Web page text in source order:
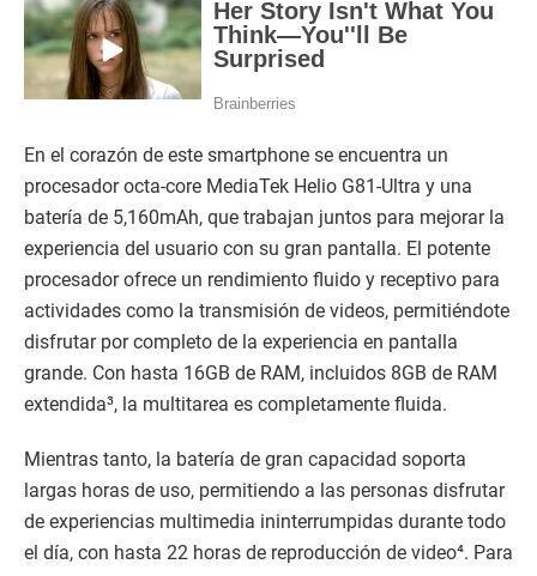
En el corazón de este smartphone se encuentra un
procesador octa-core MediaTek Helio G81-Ultra y una
batería de 5,160mAh, que trabajan juntos para mejorar la
experiencia del usuario con su gran pantalla. El potente
procesador ofrece un rendimiento fluido y receptivo para
actividades como la transmisión de videos, permitiéndote
disfrutar por completo de la experiencia en pantalla
grande. Con hasta 16GB de RAM, incluidos 8GB de RAM
extendida³, la multitarea es completamente fluida.
Mientras tanto, la batería de gran capacidad soporta
largas horas de uso, permitiendo a las personas disfrutar
de experiencias multimedia ininterrumpidas durante todo
el día, con hasta 22 horas de reproducción de video⁴. Para